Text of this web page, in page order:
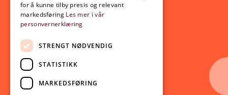
Aktuelt
Nyheter
Arrangementer
Nyhetsbrev
Ledige stillinger
Følg oss på sosiale medier:
for å kunne tilby presis og relevant
markedsføring Les mer i vår
personvernerklæring
STRENGT NØDVENDIG
STATISTIKK
MARKEDSFØRING